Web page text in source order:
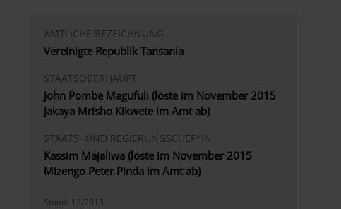
AMTLICHE BEZEICHNUNG
Vereinigte Republik Tansania
STAATSOBERHAUPT
John Pombe Magufuli (löste im November 2015
Jakaya Mrisho Kikwete im Amt ab)
STAATS- UND REGIERUNGSCHEF*IN
Kassim Majaliwa (löste im November 2015
Mizengo Peter Pinda im Amt ab)
Stand: 12/2015